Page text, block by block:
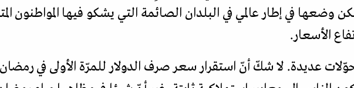
وضعها في إطار عالمي في البلدان الصائمة التي يشكو فيها المواطنون
الأسعار.
عديدة. لا شكّ أنّ استقرار سعر صرف الدولار للمرّة الأولى في